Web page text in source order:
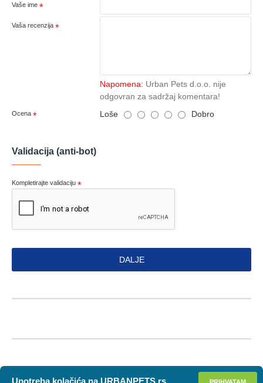
Vaše ime
Vaša recenzija
Napomena: Urban Pets d.o.o. nije
odgovran za sadržaj komentara!
Ocena Loše Dobro
Validacija (anti-bot)
Kompletirajte validaciju
DALJE
Upotreba kolačića na URBANPETS.rs